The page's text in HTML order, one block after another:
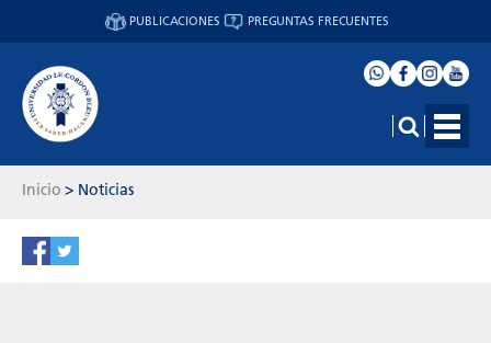
PUBLICACIONES PREGUNTAS FRECUENTES
Inicio > Noticias